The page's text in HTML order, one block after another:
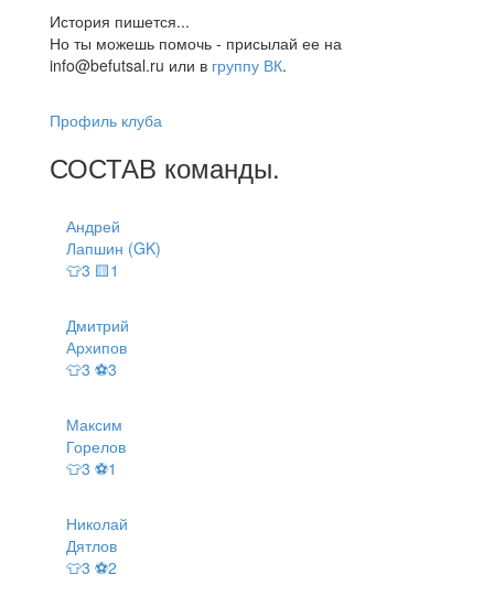
История пишется...
Но ты можешь помочь - присылай ее на
info@befutsal.ru или в группу ВК.
Профиль клуба
СОСТАВ команды.
Андрей
Лапшин (GK)
👕3 🟨1
Дмитрий
Архипов
👕3 ⚽3
Максим
Горелов
👕3 ⚽1
Николай
Дятлов
👕3 ⚽2